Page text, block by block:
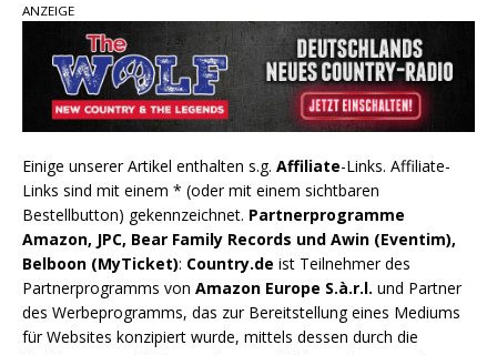
ANZEIGE
Einige unserer Artikel enthalten s.g. Affiliate-Links. Affiliate-
Links sind mit einem * (oder mit einem sichtbaren
Bestellbutton) gekennzeichnet. Partnerprogramme
Amazon, JPC, Bear Family Records und Awin (Eventim),
Belboon (MyTicket): Country.de ist Teilnehmer des
Partnerprogramms von Amazon Europe S.à.r.l. und Partner
des Werbeprogramms, das zur Bereitstellung eines Mediums
für Websites konzipiert wurde, mittels dessen durch die